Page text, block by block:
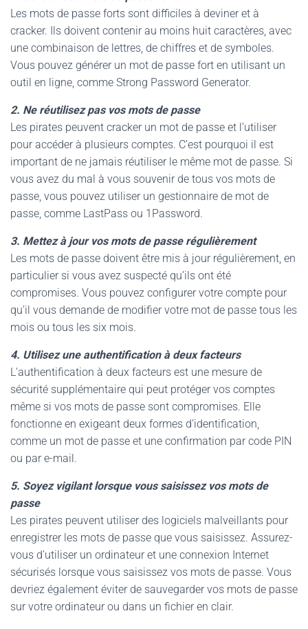
Les mots de passe forts sont difficiles à deviner et à
cracker. Ils doivent contenir au moins huit caractères, avec
une combinaison de lettres, de chiffres et de symboles.
Vous pouvez générer un mot de passe fort en utilisant un
outil en ligne, comme Strong Password Generator.
2. Ne réutilisez pas vos mots de passe
Les pirates peuvent cracker un mot de passe et l’utiliser
pour accéder à plusieurs comptes. C’est pourquoi il est
important de ne jamais réutiliser le même mot de passe. Si
vous avez du mal à vous souvenir de tous vos mots de
passe, vous pouvez utiliser un gestionnaire de mot de
passe, comme LastPass ou 1Password.
3. Mettez à jour vos mots de passe régulièrement
Les mots de passe doivent être mis à jour régulièrement, en
particulier si vous avez suspecté qu’ils ont été
compromises. Vous pouvez configurer votre compte pour
qu’il vous demande de modifier votre mot de passe tous les
mois ou tous les six mois.
4. Utilisez une authentification à deux facteurs
L’authentification à deux facteurs est une mesure de
sécurité supplémentaire qui peut protéger vos comptes
même si vos mots de passe sont compromises. Elle
fonctionne en exigeant deux formes d’identification,
comme un mot de passe et une confirmation par code PIN
ou par e-mail.
5. Soyez vigilant lorsque vous saisissez vos mots de
passe
Les pirates peuvent utiliser des logiciels malveillants pour
enregistrer les mots de passe que vous saisissez. Assurez-
vous d’utiliser un ordinateur et une connexion Internet
sécurisés lorsque vous saisissez vos mots de passe. Vous
devriez également éviter de sauvegarder vos mots de passe
sur votre ordinateur ou dans un fichier en clair.